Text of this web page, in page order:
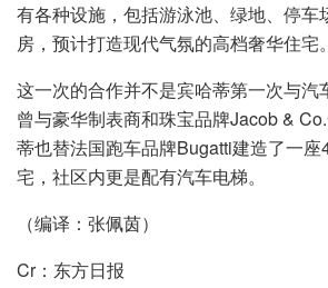
有各种设施，包括游泳池、绿地、停车
房，预计打造现代气氛的高档奢华住宅。
这一次的合作并不是宾哈蒂第一次与汽
曾与豪华制表商和珠宝品牌Jacob &
蒂也替法国跑车品牌Bugatti建造了一座
宅，社区内更是配有汽车电梯。
（编译：张佩茵）
Cr：东方日报